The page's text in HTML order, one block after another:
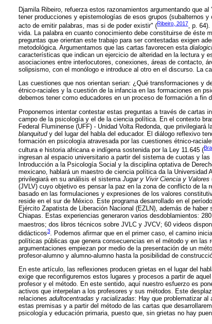
Djamila Ribeiro, refuerza estos razonamientos argumentando que
tener producciones y epistemologías de esos grupos (subalternos
acto de emitir palabras, mas si de poder existir" (Ribeiro, 2017, p. 64).
vida. La palabra en cuanto conocimiento debe constituirse de éste
preguntas que orientan este trabajo para ser contestadas exigen
metodológica. Argumentamos que las cartas favorecen esta
características que indican un ejercicio de alteridad en la lectura y
asociaciones entre interlocutores, conexiones, áreas de contacto,
solipsismo, con el monólogo e introduce al otro en el discurso. La
Las cuestiones que nos orientan serian: ¿Qué transformaciones y
étnico-raciales y la cuestión de la infancia en las formaciones en
debemos tener como educadores en un proceso de formación a fin
Proponemos intentar contestar estas preguntas a través de cartas
campo de la psicología y el de la ciencia política. En el contexto
Federal Fluminense (UFF) - Unidad Volta Redonda, que
blanquitudy del lugar del habla del educador. El diálogo reflexivo
formación en psicología atravesada por las cuestiones étnico-
cultura e historia africana e indígena sostenida por la Ley 11.645 (
ingresan al espacio universitario a partir del sistema de cuotas y
Introducción a la Psicología Social y la disciplina optativa de
mexicano, hablará un maestro de ciencia política da la Universidad
privilegiará en su análisis el sistema Jugar y Vivir Ciencia y Valores
(JVLV) cuyo objetivo es pensar la paz en la zona de conflicto de la
basado en las formulaciones y expresiones de los valores
reside en el sur de México. Este programa desarrollado en el
Ejército Zapatista de Liberación Nacional (EZLN), además de
Chiapas. Estas experiencias generaron varios desdoblamientos:
maestros; dos libros técnicos sobre JVLC y JVCV; 60 videos
didácticos3. Podemos afirmar que en el primer caso, el camino
políticas públicas que genera consecuencias en el método y en
argumentaciones empiezan por medio de la presentación de un
profesor-alumno y alumno-alumno hasta la posibilidad de
En este artículo, las reflexiones producen grietas en el lugar del
exige que reconfiguremos estos lugares y procesos a partir de
profesor y el método. En este sentido, aquí nuestro esfuerzo es
activos que interpelan a los profesores y sus métodos. Este
relaciones adultocentradas y racializadas: Hay que problematizar
estas premisas y a partir del método de las cartas que
psicología y educación primaria, puesto que, sin grietas no hay